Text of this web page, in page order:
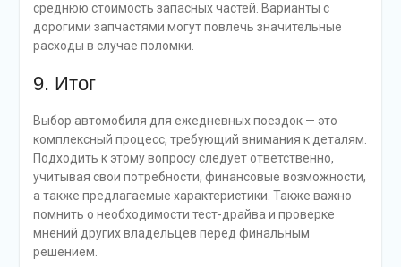
среднюю стоимость запасных частей. Варианты с
дорогими запчастями могут повлечь значительные
расходы в случае поломки.
9. Итог
Выбор автомобиля для ежедневных поездок — это
комплексный процесс, требующий внимания к деталям.
Подходить к этому вопросу следует ответственно,
учитывая свои потребности, финансовые возможности,
а также предлагаемые характеристики. Также важно
помнить о необходимости тест-драйва и проверке
мнений других владельцев перед финальным
решением.